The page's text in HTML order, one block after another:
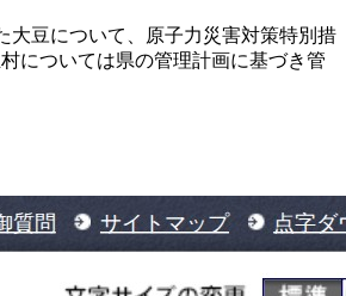
大豆について、原子力災害対策特別措
については県の管理計画に基づき管